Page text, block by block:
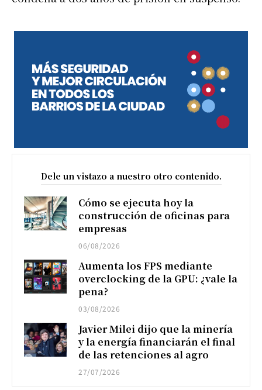
Dele un vistazo a nuestro otro contenido.
Cómo se ejecuta hoy la
construcción de oficinas para
empresas
06/08/2026
Aumenta los FPS mediante
overclocking de la GPU: ¿vale la
pena?
03/08/2026
Javier Milei dijo que la minería
y la energía financiarán el final
de las retenciones al agro
27/07/2026